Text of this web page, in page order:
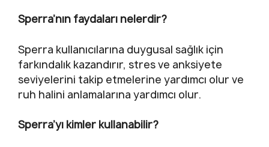
Sperra’nın faydaları nelerdir?
Sperra kullanıcılarına duygusal sağlık için
farkındalık kazandırır, stres ve anksiyete
seviyelerini takip etmelerine yardımcı olur ve
ruh halini anlamalarına yardımcı olur.
Sperra’yı kimler kullanabilir?